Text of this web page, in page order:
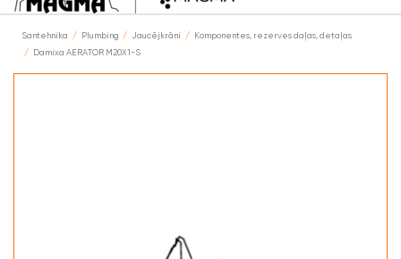
Santehnika Plumbing Jaucējkrāni
Komponentes, rezerves daļas, detaļas
Damixa AERATOR M20X1-S